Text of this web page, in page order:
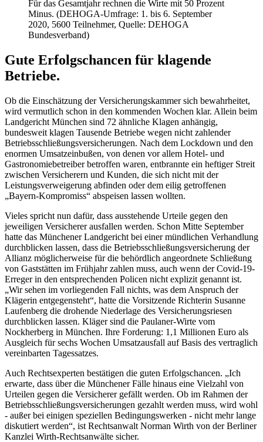
Für das Gesamtjahr rechnen die Wirte mit 50 Prozent
Minus. (DEHOGA-Umfrage: 1. bis 6. September
2020, 5600 Teilnehmer, Quelle: DEHOGA
Bundesverband)
Gute Erfolgschancen für klagende
Betriebe.
Ob die Einschätzung der Versicherungskammer sich bewahrheitet,
wird vermutlich schon in den kommenden Wochen klar. Allein beim
Landgericht München sind 72 ähnliche Klagen anhängig,
bundesweit klagen Tausende Betriebe wegen nicht zahlender
Betriebsschließungsversicherungen. Nach dem Lockdown und den
enormen Umsatzeinbußen, von denen vor allem Hotel- und
Gastronomiebetreiber betroffen waren, entbrannte ein heftiger Streit
zwischen Versicherern und Kunden, die sich nicht mit der
Leistungsverweigerung abfinden oder dem eilig getroffenen
„Bayern-Kompromiss“ abspeisen lassen wollten.
Vieles spricht nun dafür, dass ausstehende Urteile gegen den
jeweiligen Versicherer ausfallen werden. Schon Mitte September
hatte das Münchener Landgericht bei einer mündlichen Verhandlung
durchblicken lassen, dass die Betriebsschließungsversicherung der
Allianz möglicherweise für die behördlich angeordnete Schließung
von Gaststätten im Frühjahr zahlen muss, auch wenn der Covid-19-
Erreger in den entsprechenden Policen nicht explizit genannt ist.
„Wir sehen im vorliegenden Fall nichts, was dem Anspruch der
Klägerin entgegensteht“, hatte die Vorsitzende Richterin Susanne
Laufenberg die drohende Niederlage des Versicherungsriesen
durchblicken lassen. Kläger sind die Paulaner-Wirte vom
Nockherberg in München. Ihre Forderung: 1,1 Millionen Euro als
Ausgleich für sechs Wochen Umsatzausfall auf Basis des vertraglich
vereinbarten Tagessatzes.
Auch Rechtsexperten bestätigen die guten Erfolgschancen. „Ich
erwarte, dass über die Münchener Fälle hinaus eine Vielzahl von
Urteilen gegen die Versicherer gefällt werden. Ob im Rahmen der
Betriebsschließungsversicherungen gezahlt werden muss, wird wohl
- außer bei einigen speziellen Bedingungswerken - nicht mehr lange
diskutiert werden“, ist Rechtsanwalt Norman Wirth von der Berliner
Kanzlei Wirth-Rechtsanwälte sicher.